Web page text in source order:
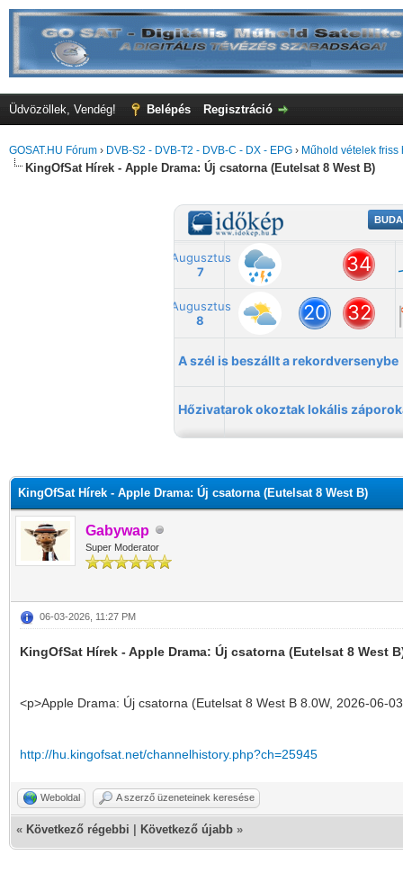
Üdvözöllek, Vendég! Belépés Regisztráció
GOSAT.HU Fórum › DVB-S2 - DVB-T2 - DVB-C - DX - EPG › Műhold vételek friss
KingOfSat Hírek - Apple Drama: Új csatorna (Eutelsat 8 West B)
KingOfSat Hírek - Apple Drama: Új csatorna (Eutelsat 8 West B)
Gabywap
Super Moderator
06-03-2026, 11:27 PM
KingOfSat Hírek - Apple Drama: Új csatorna (Eutelsat 8 West
<p>Apple Drama: Új csatorna (Eutelsat 8 West B 8.0W, 2026-06-
http://hu.kingofsat.net/channelhistory.php?ch=25945
Weboldal A szerző üzeneteinek keresése
« Következő régebbi Következő újabb »